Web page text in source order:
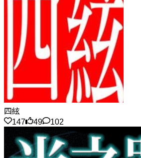
四絃
147
49 102